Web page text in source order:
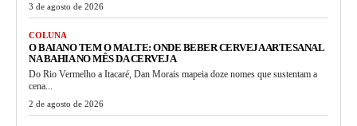
3 de agosto de 2026
COLUNA
O BAIANO TEM O MALTE: ONDE BEBER CERVEJA ARTESANAL
NA BAHIA NO MÊS DA CERVEJA
Do Rio Vermelho a Itacaré, Dan Morais mapeia doze nomes que sustentam a
cena...
2 de agosto de 2026